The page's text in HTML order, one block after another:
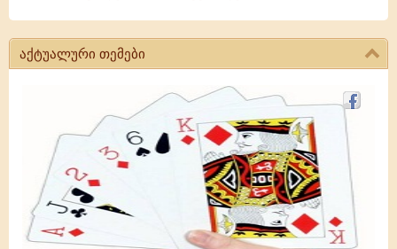
აქტუალური თემები